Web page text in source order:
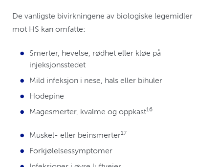
De vanligste bivirkningene av biologiske legemidler
mot HS kan omfatte:
Smerter, hevelse, rødhet eller kløe på
injeksjonsstedet
Mild infeksjon i nese, hals eller bihuler
Hodepine
Magesmerter, kvalme og oppkast16
Muskel- eller beinsmerter17
Forkjølelsessymptomer